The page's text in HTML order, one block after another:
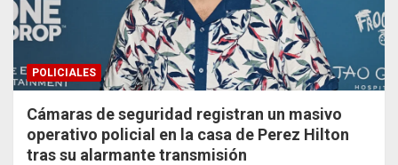
POLICIALES
Cámaras de seguridad registran un masivo
operativo policial en la casa de Perez Hilton
tras su alarmante transmisión